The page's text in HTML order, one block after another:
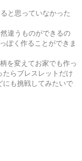
と思っていなかった
違うものができるの
ぽく作ることができま
を変えてお家でも作っ
らブレスレットだけ
にも挑戦してみたいで